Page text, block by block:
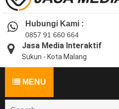
Hubungi Kami :
0857 91 660 664
Jasa Media Interaktif
Sukun - Kota Malang
MENU